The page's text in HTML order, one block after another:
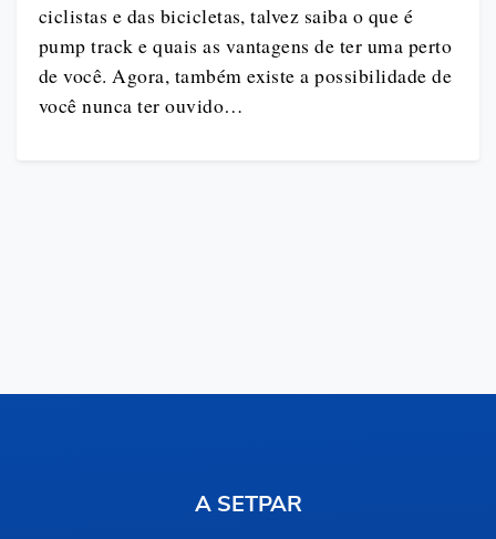
ciclistas e das bicicletas, talvez saiba o que é
pump track e quais as vantagens de ter uma perto
de você. Agora, também existe a possibilidade de
você nunca ter ouvido…
A SETPAR